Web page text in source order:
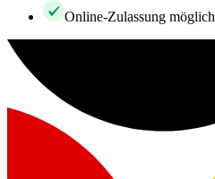
Online-Zulassung möglich